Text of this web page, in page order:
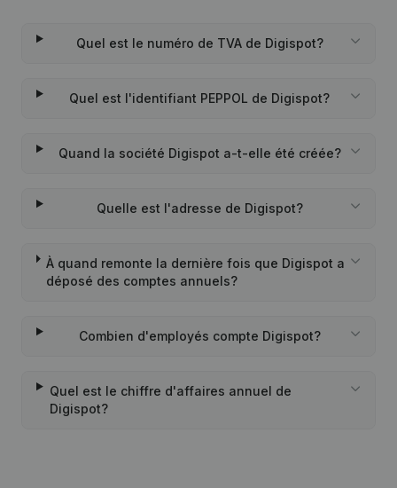
Quel est le numéro de TVA de Digispot?
Quel est l'identifiant PEPPOL de Digispot?
Quand la société Digispot a-t-elle été créée?
Quelle est l'adresse de Digispot?
À quand remonte la dernière fois que Digispot a
déposé des comptes annuels?
Combien d'employés compte Digispot?
Quel est le chiffre d'affaires annuel de
Digispot?